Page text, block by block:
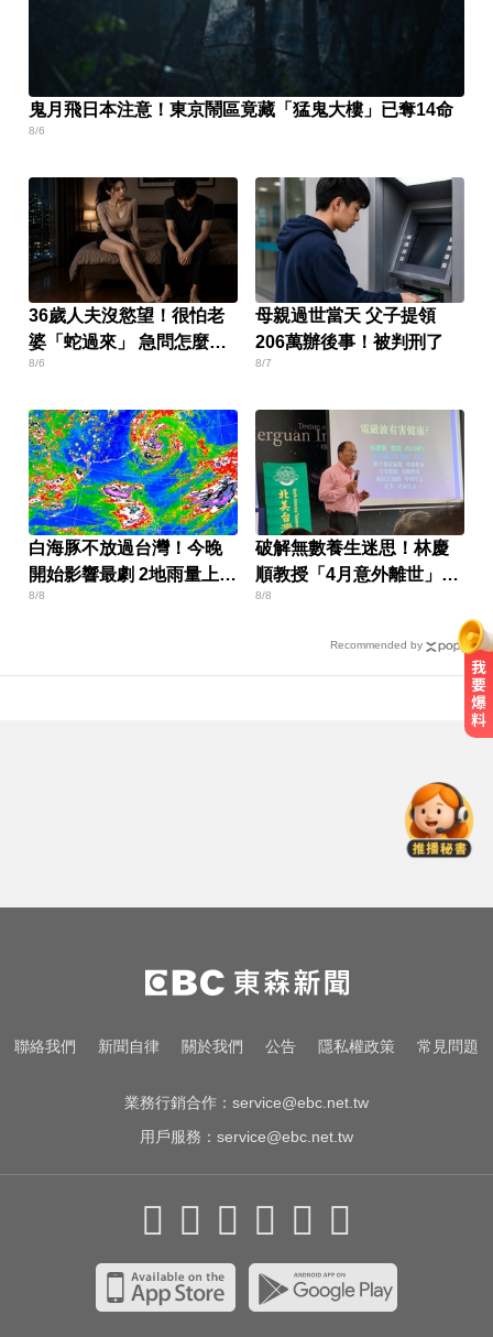
鬼月飛日本注意！東京鬧區竟藏「猛鬼大樓」已奪14命
8/6
36歲人夫沒慾望！很怕老
婆「蛇過來」 急問怎麼
辦？
8/6
母親過世當天 父子提領
206萬辦後事！被判刑了
8/7
白海豚不放過台灣！今晚
開始影響最劇 2地雨量上看
500毫米
8/8
破解無數養生迷思！林慶
順教授「4月意外離世」女
兒悲痛證實
8/8
Recommended by
日網讚：比政府還快
總統：勞工是經濟進步幕後英雄 盼
支持政府政策
NBA／灰熊前鋒克拉克死因出爐 法
聯絡我們 新聞自律 關於我們 公告 隱私權政策 常見問題
業務行銷合作： service@ebc.net.tw
用戶服務： service@ebc.net.tw